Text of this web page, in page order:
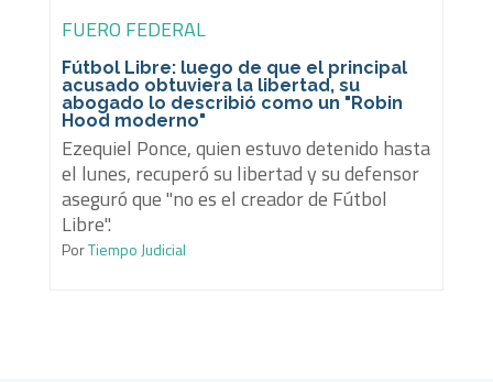
FUERO FEDERAL
Fútbol Libre: luego de que el principal
acusado obtuviera la libertad, su
abogado lo describió como un "Robin
Hood moderno"
Ezequiel Ponce, quien estuvo detenido hasta
el lunes, recuperó su libertad y su defensor
aseguró que "no es el creador de Fútbol
Libre".
PorTiempo Judicial